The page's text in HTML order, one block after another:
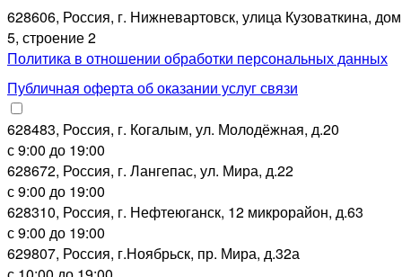
628606, Россия, г. Нижневартовск, улица Кузоваткина, дом
5, строение 2
Политика в отношении обработки персональных данных
Публичная оферта об оказании услуг связи
628483, Россия, г. Когалым, ул. Молодёжная, д.20
с 9:00 до 19:00
628672, Россия, г. Лангепас, ул. Мира, д.22
с 9:00 до 19:00
628310, Россия, г. Нефтеюганск, 12 микрорайон, д.63
с 9:00 до 19:00
629807, Россия, г.Ноябрьск, пр. Мира, д.32а